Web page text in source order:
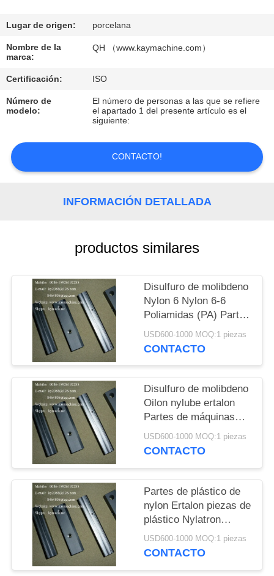
DE
CALIDAD
SOLICITAR
COTIZACIÓN
SITIO
PRIVACY
POLICY
Lugar de origen: porcelana
Nombre de la
marca:
QH （www.kaymachine.com）
Certificación: ISO
Número de
modelo:
El número de personas a las que se refiere
el apartado 1 del presente artículo es el
siguiente:
CONTACTO!
INFORMACIÓN DETALLADA
productos similares
Disulfuro de molibdeno
Nylon 6 Nylon 6-6
Poliamidas (PA) Partes
de máquinas Ertalon
Nylatron Partes de
USD600-1000 MOQ:1 piezas
CONTACTO
Disulfuro de molibdeno
Oilon nylube ertalon
Partes de máquinas
Disulfuro de molibdeno
Ertalon y nylatron
USD600-1000 MOQ:1 piezas
CONTACTO
Partes de plástico de
nylon Ertalon piezas de
plástico Nylatron
piezas de plástico de
plástico Bloques de
USD600-1000 MOQ:1 piezas
CONTACTO